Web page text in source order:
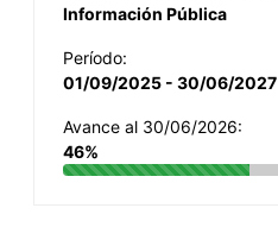
Información Pública
Período:
01/09/2025 - 30/06/2027
Avance al 30/06/2026:
46%